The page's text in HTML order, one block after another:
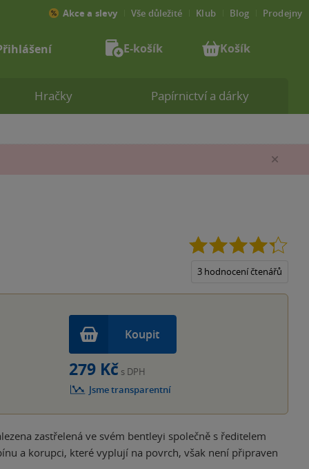
3 hodnocení čtenářů
Koupit
279 Kč s DPH
Jsme transparentní
zastřelená ve svém bentleyi společně s ředitelem
a korupci, které vyplují na povrch, však není připraven
Hračky Papírnictví a dárky
Akce a slevy Vše důležité Klub Blog Prodejny
E-košík Košík